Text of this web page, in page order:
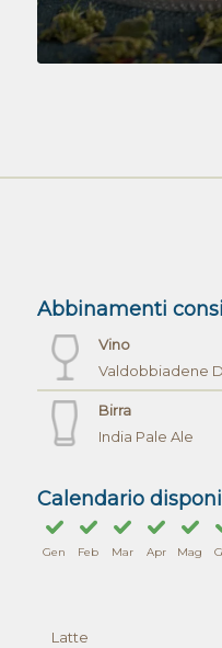
Abbinamenti
Vino
Valdobbiadene
Birra
India Pale Ale
Calendario
Gen Feb Mar Apr Mag
Latte